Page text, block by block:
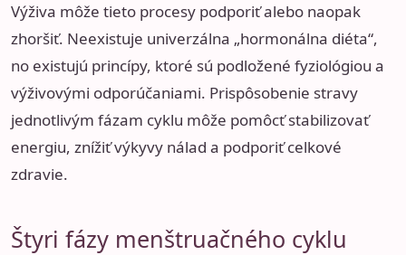
Výživa môže tieto procesy podporiť alebo naopak
zhoršiť. Neexistuje univerzálna „hormonálna diéta“,
no existujú princípy, ktoré sú podložené fyziológiou a
výživovými odporúčaniami. Prispôsobenie stravy
jednotlivým fázam cyklu môže pomôcť stabilizovať
energiu, znížiť výkyvy nálad a podporiť celkové
zdravie.
Štyri fázy menštruačného cyklu